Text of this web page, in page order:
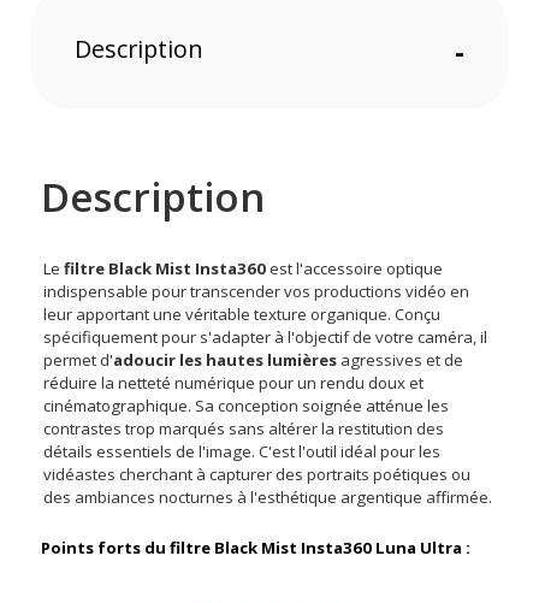
Description -
Description
Lefiltre Black Mist Insta360est l'accessoire optique
indispensable pour transcender vos productions vidéo en
leur apportant une véritable texture organique. Conçu
spécifiquement pour s'adapter à l'objectif de votre caméra, il
permet d'adoucir les hautes lumières agressives et de
réduire la netteté numérique pour un rendu doux et
cinématographique. Sa conception soignée atténue les
contrastes trop marqués sans altérer la restitution des
détails essentiels de l'image. C'est l'outil idéal pour les
vidéastes cherchant à capturer des portraits poétiques ou
des ambiances nocturnes à l'esthétique argentique affirmée.
Points forts du filtre Black Mist Insta360 Luna Ultra :